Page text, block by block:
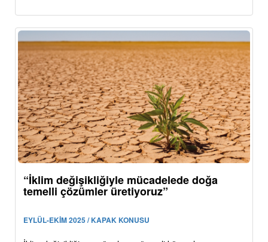
“İklim değişikliğiyle mücadelede doğa
temelli çözümler üretiyoruz”
EYLÜL-EKİM 2025 / KAPAK KONUSU